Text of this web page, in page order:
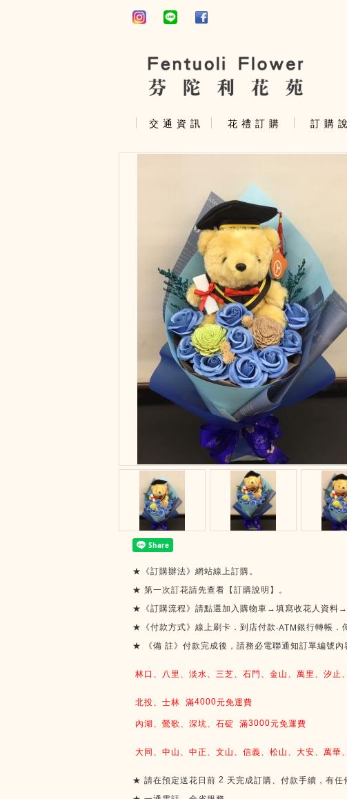
交 通 資 訊 花 禮 訂 購 訂 購
★《訂購辦法》網站線上訂購。
★ 第一次訂花請先查看【訂購說明】。
★《訂購流程》請點選加入購物車→填寫收花人資料
★《付款方式》線上刷卡．到店付款 ‧ATM 銀行轉帳．
★
《備 註》付款完成後，請務必電聯通知訂單編號內
林口、八里、淡水、三芝、石門、金山、萬里、汐止
北投、士林 滿4000元免運費
內湖、鶯歌、深坑、石碇 滿3000元免運費
大同、中山、中正、文山、信義、松山、大安、萬華
★ 請在預定送花日前 2 天完成訂購、付款手續，有任